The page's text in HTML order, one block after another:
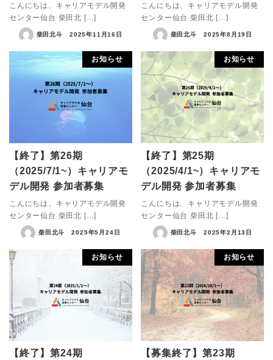
こんにちは、キャリアモデル開発
センター仙台 柴田北 […]
柴田北斗 2025年11月16日
こんにちは、キャリアモデル開発
センター仙台 柴田北 […]
柴田北斗 2025年8月19日
お知らせ
【終了】第26期
（2025/7/1~）キャリアモ
デル開発 参加者募集
こんにちは、キャリアモデル開発
センター仙台 柴田北 […]
柴田北斗 2025年5月24日
お知らせ
【終了】第25期
（2025/4/1~）キャリアモ
デル開発 参加者募集
こんにちは、キャリアモデル開発
センター仙台 柴田北 […]
柴田北斗 2025年2月13日
お知らせ
【終了】第24期
お知らせ
【募集終了】第23期